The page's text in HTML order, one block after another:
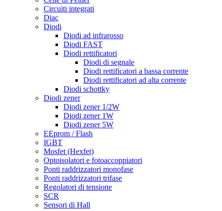
Circuiti integrati
Diac
Diodi
Diodi ad infrarosso
Diodi FAST
Diodi rettificatori
Diodi di segnale
Diodi rettificatori a bassa corrente
Diodi rettificatori ad alta corrente
Diodi schottky
Diodi zener
Diodi zener 1/2W
Diodi zener 1W
Diodi zener 5W
EEprom / Flash
IGBT
Mosfet (Hexfet)
Optoisolatori e fotoaccoppiatori
Ponti raddrizzatori monofase
Ponti raddrizzatori trifase
Regolatori di tensione
SCR
Sensori di Hall